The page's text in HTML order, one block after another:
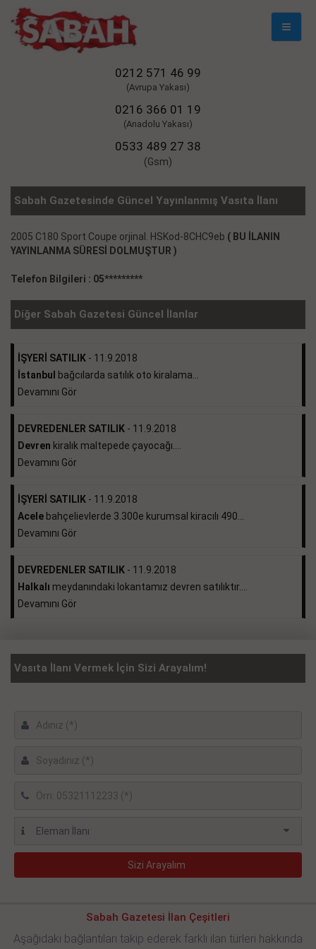
Mobil
0212 571 46 99
(Avrupa Yakası)
0216 366 01 19
(Anadolu Yakası)
0533 489 27 38
(Gsm)
Sabah Gazetesinde Güncel Yayınlanmış Vasıta İlanı
2005 C180 Sport Coupe orjinal. HSKod-8CHC9eb ( BU İLANIN
YAYINLANMA SÜRESİ DOLMUŞTUR )
Telefon Bilgileri : 05*********
Diğer Sabah Gazetesi Güncel İlanlar
İŞYERİ SATILIK - 11.9.2018
İstanbul
bağcılarda satılık oto kiralama...
Devamını Gör
DEVREDENLER SATILIK - 11.9.2018
Devren kiralık maltepede çayocağı....
Devamını Gör
İŞYERİ SATILIK - 11.9.2018
Acele bahçelievlerde 3.300e kurumsal kiracılı 490...
Devamını Gör
DEVREDENLER SATILIK - 11.9.2018
Halkalı meydanındaki lokantamız devren satılıktır....
Devamını Gör
Vasıta İlanı Vermek İçin Sizi Arayalım!
Sabah Gazetesi İlan Çeşitleri
Aşağıdaki bağlantıları takip ederek farklı ilan türleri hakkında